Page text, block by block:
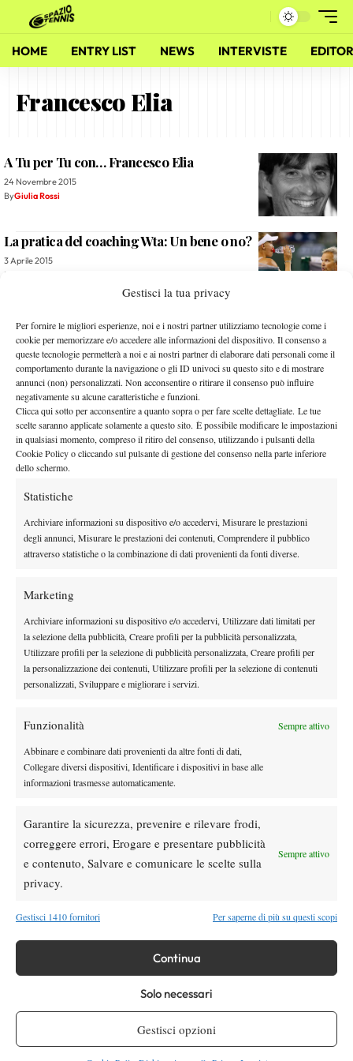
Gestisci la tua privacy
Per fornire le migliori esperienze, noi e i nostri partner utilizziamo tecnologie come i
cookie per memorizzare e/o accedere alle informazioni del dispositivo. Il consenso a
queste tecnologie permetterà a noi e ai nostri partner di elaborare dati personali come il
comportamento durante la navigazione o gli ID univoci su questo sito e di mostrare
annunci (non) personalizzati. Non acconsentire o ritirare il consenso può influire
negativamente su alcune caratteristiche e funzioni.
Clicca qui sotto per acconsentire a quanto sopra o per fare scelte dettagliate. Le tue
scelte saranno applicate solamente a questo sito. È possibile modificare le impostazioni
in qualsiasi momento, compreso il ritiro del consenso, utilizzando i pulsanti della
Cookie Policy o cliccando sul pulsante di gestione del consenso nella parte inferiore
dello schermo.
Statistiche
Archiviare informazioni su dispositivo e/o accedervi, Misurare le prestazioni
degli annunci, Misurare le prestazioni dei contenuti, Comprendere il pubblico
attraverso statistiche o la combinazione di dati provenienti da fonti diverse.
Marketing
Archiviare informazioni su dispositivo e/o accedervi, Utilizzare dati limitati per
la selezione della pubblicità, Creare profili per la pubblicità personalizzata,
Utilizzare profili per la selezione di pubblicità personalizzata, Creare profili per
la personalizzazione dei contenuti, Utilizzare profili per la selezione di contenuti
personalizzati, Sviluppare e migliorare i servizi.
Funzionalità Sempre attivo
Abbinare e combinare dati provenienti da altre fonti di dati,
Collegare diversi dispositivi, Identificare i dispositivi in base alle
informazioni trasmesse automaticamente.
Garantire la sicurezza, prevenire e rilevare frodi,
correggere errori, Erogare e presentare pubblicità
e contenuto, Salvare e comunicare le scelte sulla
privacy.
Sempre attivo
Gestisci 1410 fornitori Per saperne di più su questi scopi
Continua
Solo necessari
Gestisci opzioni
HOME ENTRY LIST NEWS INTERVISTE
Francesco Elia
A Tu per Tu con… Francesco Elia
24 Novembre 2015
ByGiulia Rossi
La pratica del coaching Wta: Un bene o no?
3 Aprile 2015
By
Spazio Tennis: La Scaletta (Puntata 161)
31 Agosto 2013
Redazione
Spazio Tennis: La Replica (Puntata 123)
30 Giugno 2012
Instagram
Testata giornalisticaSpazio Tennisregistrata Aut-Trib Milano n°
10268 del 15/09/2025
Direttore Responsabile: Alessandro Nizegorodcew
HOME
WTA
CHALLENGER